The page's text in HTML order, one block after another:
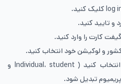
و تایید کنید.
کشور و لوکیشن خود انتخاب کنید.
یکی از گزینه‌های اسپاتیفای را انتخاب کنید ( Individual، student و